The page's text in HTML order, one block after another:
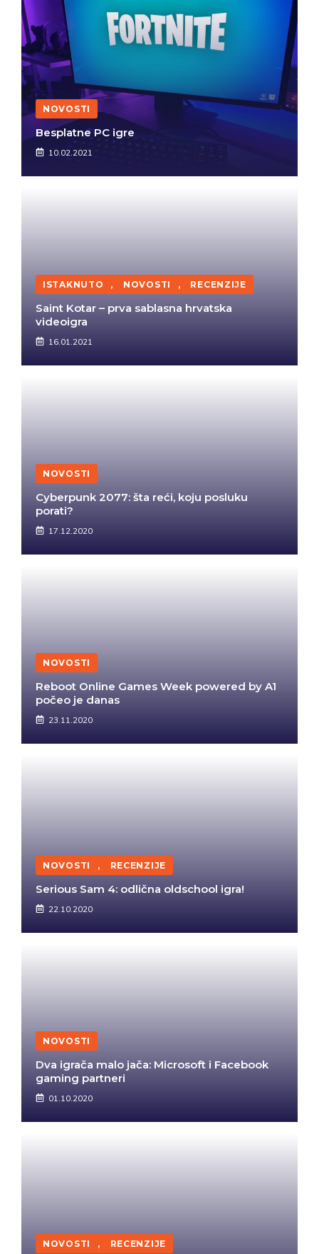
NOVOSTI
Besplatne PC igre
10.02.2021
ISTAKNUTO , NOVOSTI , RECENZIJE
Saint Kotar – prva sablasna hrvatska
videoigra
16.01.2021
NOVOSTI
Cyberpunk 2077: šta reći, koju posluku
porati?
17.12.2020
NOVOSTI
Reboot Online Games Week powered by A1
počeo je danas
23.11.2020
NOVOSTI , RECENZIJE
Serious Sam 4: odlična oldschool igra!
22.10.2020
NOVOSTI
Dva igrača malo jača: Microsoft i Facebook
gaming partneri
01.10.2020
NOVOSTI , RECENZIJE